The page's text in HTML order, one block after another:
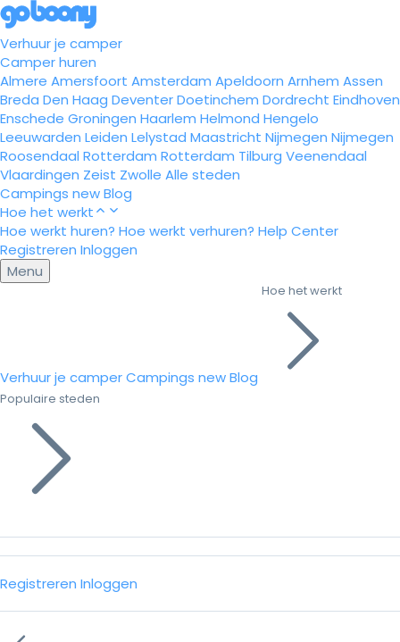
Verhuur je camper
Camper huren
Almere Amersfoort Amsterdam Apeldoorn Arnhem Assen
Breda Den Haag DeventerDoetinchem Dordrecht Eindhoven
Enschede Groningen Haarlem Helmond Hengelo
Leeuwarden Leiden Lelystad Maastricht Nijmegen Nijmegen
Roosendaal Rotterdam Rotterdam Tilburg Veenendaal
Vlaardingen Zeist Zwolle Alle steden
Campings newBlog
Hoe het werkt
Hoe werkt huren? Hoe werkt verhuren? Help Center
Registreren Inloggen
Menu
Verhuur je camperCampings newBlog
Hoe het werkt
Populaire steden
Registreren Inloggen